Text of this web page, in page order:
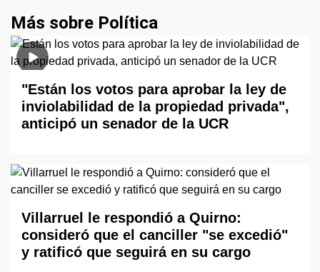
Más sobre Política
"Están los votos para aprobar la ley de
inviolabilidad de la propiedad privada",
anticipó un senador de la UCR
Villarruel le respondió a Quirno:
consideró que el canciller "se excedió"
y ratificó que seguirá en su cargo